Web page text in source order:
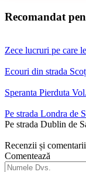
Recomandat
Zece lucruri pe care
Ecouri din strada
Speranta Pierduta
Pe strada Londra de
Pe strada Dublin de
Recenzii și
Comentează